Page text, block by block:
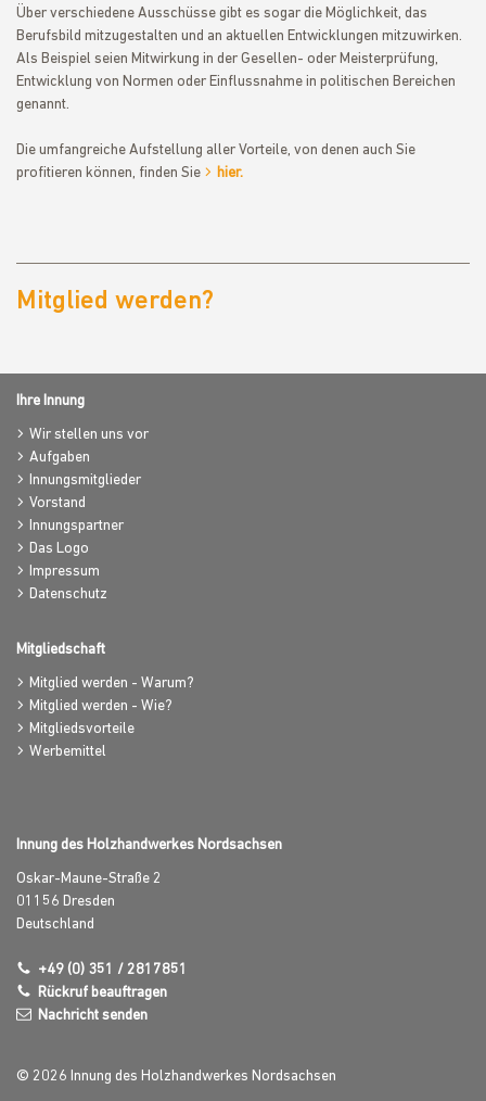
Über verschiedene Ausschüsse gibt es sogar die Möglichkeit, das
Berufsbild mitzugestalten und an aktuellen Entwicklungen mitzuwirken.
Als Beispiel seien Mitwirkung in der Gesellen- oder Meisterprüfung,
Entwicklung von Normen oder Einflussnahme in politischen Bereichen
genannt.
Die umfangreiche Aufstellung aller Vorteile, von denen auch Sie
profitieren können, finden Sie
hier.
Mitglied werden?
Ihre Innung
Wir stellen uns vor
Aufgaben
Innungsmitglieder
Vorstand
Innungspartner
Das Logo
Impressum
Datenschutz
Mitgliedschaft
Mitglied werden - Warum?
Mitglied werden - Wie?
Mitgliedsvorteile
Werbemittel
Innung des Holzhandwerkes Nordsachsen
Oskar-Maune-Straße 2
01156 Dresden
Deutschland
+49 (0) 351 / 2817851
Rückruf beauftragen
Nachricht senden
© 2026 Innung des Holzhandwerkes Nordsachsen